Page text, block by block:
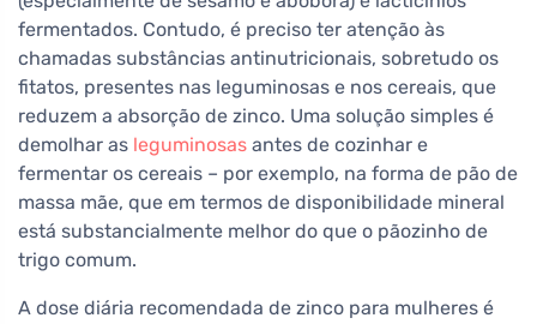
fermentados. Contudo, é preciso ter atenção às
chamadas substâncias antinutricionais, sobretudo os
fitatos, presentes nas leguminosas e nos cereais, que
reduzem a absorção de zinco. Uma solução simples é
demolhar as leguminosas antes de cozinhar e
fermentar os cereais – por exemplo, na forma de pão de
massa mãe, que em termos de disponibilidade mineral
está substancialmente melhor do que o pãozinho de
trigo comum.
A dose diária recomendada de zinco para mulheres é